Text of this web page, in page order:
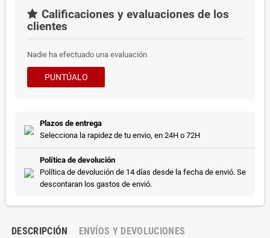
Calificaciones y evaluaciones de los
clientes
Nadie ha efectuado una evaluación
PUNTÚALO
Plazos de entrega
Selecciona la rapidez de tu envio, en 24H o 72H
Política de devolución
Política de devolución de 14 días desde la fecha de envió. Se
descontaran los gastos de envió.
DESCRIPCIÓN ENVÍOS Y DEVOLUCIONES